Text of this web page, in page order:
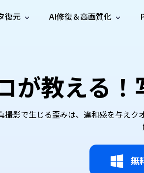
復元
無料版
元
最新版
WhatsApp
WhatsAppのデ
AI修復＆高画質化
動画
音声
ィスク管理ツール
ン
重複ファイルを検
Tenorshare
Macを徹底クリー
ド・お問い合わせ
スク更新情報
のお知らせ
ユーザーガイドセ
使い方ガイド
ヒントと対処法
が教える
撮影で生じる歪みは、違和感を与え
無